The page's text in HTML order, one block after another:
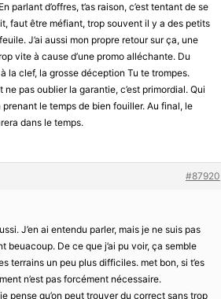
parlant d’offres, t’as raison, c’est tentant de se
faut être méfiant, trop souvent il y a des petits
J’ai aussi mon propre retour sur ça, une
vite à cause d’une promo alléchante. Du
la clef, la grosse déception Tu te trompes.
pas oublier la garantie, c’est primordial. Qui
le temps de bien fouiller. Au final, le
dans le temps.
#87920
J’en ai entendu parler, mais je ne suis pas
De ce que j’ai pu voir, ça semble
terrains un peu plus difficiles. met bon, si t’es
n’est pas forcément nécessaire.
pense qu’on peut trouver du correct sans trop